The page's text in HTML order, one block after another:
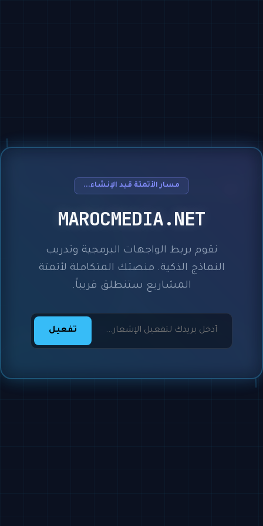
مسار الأتمتة قيد الإنشاء...
MAROCMEDIA.NET
نقوم بربط الواجهات البرمجية وتدريب
النماذج الذكية. منصتك المتكاملة لأتمتة
المشاريع ستنطلق قريباً.
تفعيل